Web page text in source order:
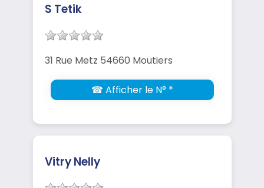
S Tetik
31 Rue Metz 54660 Moutiers
☎ Afficher le N° *
Vitry Nelly